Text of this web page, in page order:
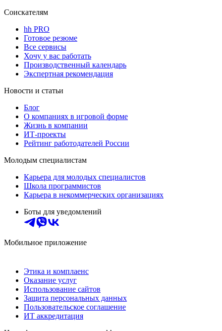
Соискателям
hh PRO
Готовое резюме
Все сервисы
Хочу у вас работать
Производственный календарь
Экспертная рекомендация
Новости и статьи
Блог
О компаниях в игровой форме
Жизнь в компании
ИТ-проекты
Рейтинг работодателей России
Молодым специалистам
Карьера для молодых специалистов
Школа программистов
Карьера в некоммерческих организациях
Боты для уведомлений
Мобильное приложение
Этика и комплаенс
Оказание услуг
Использование сайтов
Защита персональных данных
Пользовательское соглашение
ИТ аккредитация